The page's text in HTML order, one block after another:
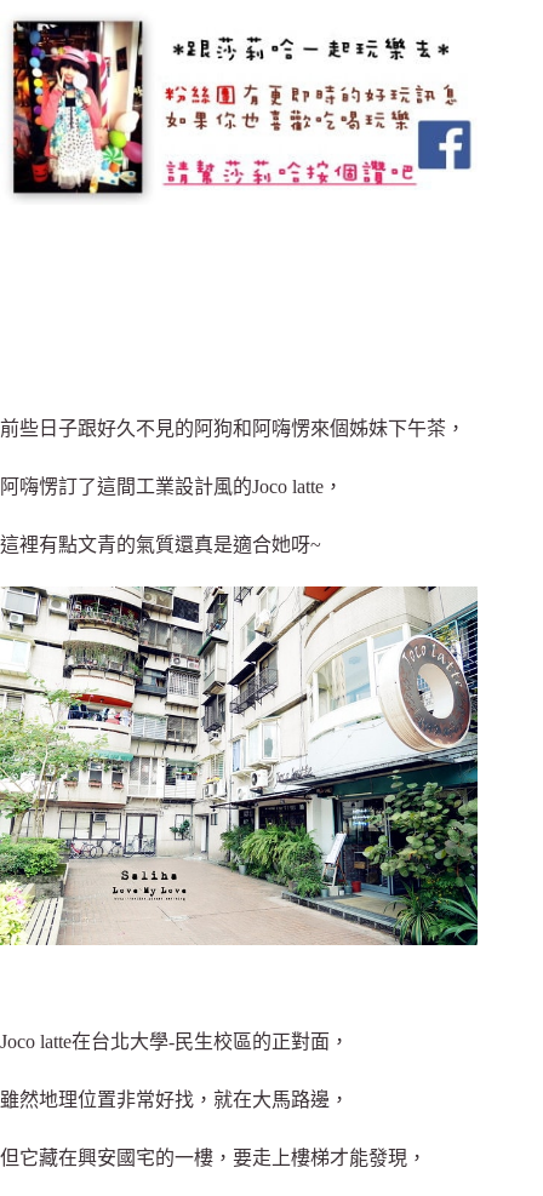
前些日子跟好久不見的阿狗和阿嗨愣來個姊妹下午茶，
阿嗨愣訂了這間工業設計風的Joco latte，
這裡有點文青的氣質還真是適合她呀~
Joco latte在台北大學-民生校區的正對面，
雖然地理位置非常好找，就在大馬路邊，
但它藏在興安國宅的一樓，要走上樓梯才能發現，